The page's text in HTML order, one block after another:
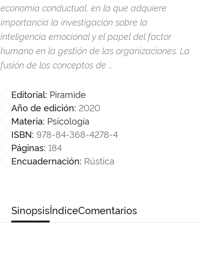
economía conductual, en la que adquiere
importancia la investigación sobre la
inteligencia emocional y el papel del factor
humano en la gestión de las organizaciones. La
fusión de los conceptos de ...
Editorial: Piramide
Año de edición: 2020
Materia: Psicología
ISBN: 978-84-368-4278-4
Páginas: 184
Encuadernación: Rústica
SinopsisÍndiceComentarios